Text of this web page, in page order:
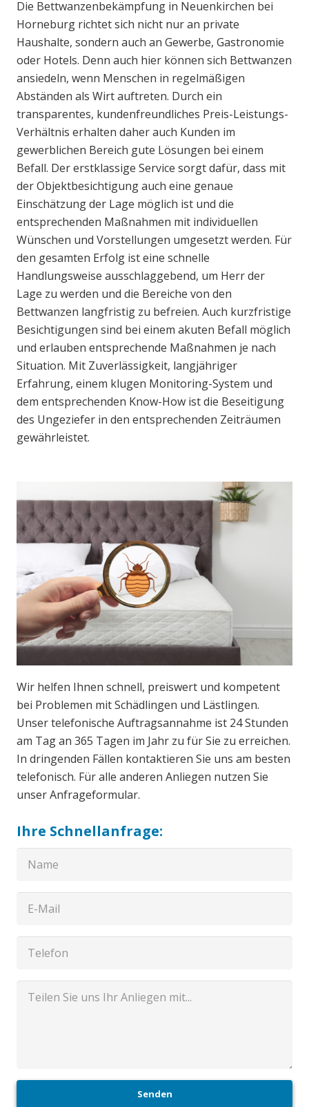
Die Bettwanzenbekämpfung in Neuenkirchen bei
Horneburg richtet sich nicht nur an private
Haushalte, sondern auch an Gewerbe, Gastronomie
oder Hotels. Denn auch hier können sich Bettwanzen
ansiedeln, wenn Menschen in regelmäßigen
Abständen als Wirt auftreten. Durch ein
transparentes, kundenfreundliches Preis-Leistungs-
Verhältnis erhalten daher auch Kunden im
gewerblichen Bereich gute Lösungen bei einem
Befall. Der erstklassige Service sorgt dafür, dass mit
der Objektbesichtigung auch eine genaue
Einschätzung der Lage möglich ist und die
entsprechenden Maßnahmen mit individuellen
Wünschen und Vorstellungen umgesetzt werden. Für
den gesamten Erfolg ist eine schnelle
Handlungsweise ausschlaggebend, um Herr der
Lage zu werden und die Bereiche von den
Bettwanzen langfristig zu befreien. Auch kurzfristige
Besichtigungen sind bei einem akuten Befall möglich
und erlauben entsprechende Maßnahmen je nach
Situation. Mit Zuverlässigkeit, langjähriger
Erfahrung, einem klugen Monitoring-System und
dem entsprechenden Know-How ist die Beseitigung
des Ungeziefer in den entsprechenden Zeiträumen
gewährleistet.
Wir helfen Ihnen schnell, preiswert und kompetent
bei Problemen mit Schädlingen und Lästlingen.
Unser telefonische Auftragsannahme ist 24 Stunden
am Tag an 365 Tagen im Jahr zu für Sie zu erreichen.
In dringenden Fällen kontaktieren Sie uns am besten
telefonisch. Für alle anderen Anliegen nutzen Sie
unser Anfrageformular.
Ihre Schnellanfrage:
Senden